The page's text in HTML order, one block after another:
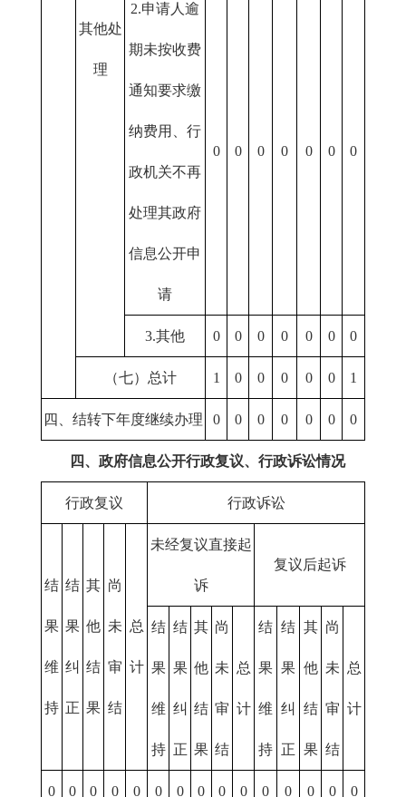
其他处
理
2.申请人逾
期未按收费
通知要求缴
纳费用、行
政机关不再
处理其政府
信息公开申
请
0 0 0 0 0 0 0
3.其他 0 0 0 0 0 0 0
（七）总计 1 0 0 0 0 0 1
四、结转下年度继续办理 0 0 0 0 0 0 0
四、政府信息公开行政复议、行政诉讼情况
行政复议 行政诉讼
结
果
维
持
结
果
纠
正
其
他
结
果
尚
未
审
结
总
计
未经复议直接起
诉
复议后起诉
结
果
维
持
结
果
纠
正
其
他
结
果
尚
未
审
结
总
计
结
果
维
持
结
果
纠
正
其
他
结
果
尚
未
审
结
总
计
0 0 0 0 0 0 0 0 0 0 0 0 0 0 0